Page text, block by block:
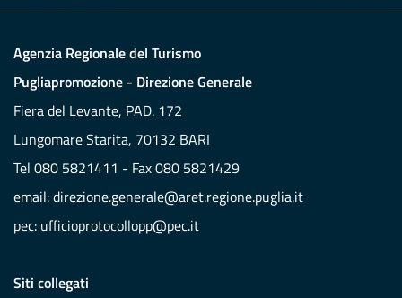
Agenzia Regionale del Turismo
Pugliapromozione - Direzione Generale
Fiera del Levante, PAD. 172
Lungomare Starita, 70132 BARI
Tel 080 5821411 - Fax 080 5821429
email:direzione.generale@aret.regione.puglia.it
pec: ufficioprotocollopp@pec.it
Siti collegati